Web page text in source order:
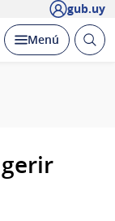
gub.uy
Desplegar
Menú Abrir